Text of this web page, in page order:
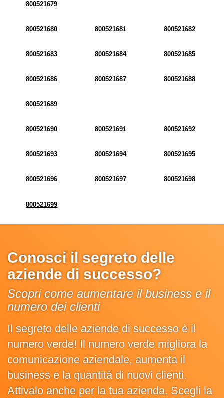
800521679
800521680 800521681 800521682
800521683 800521684 800521685
800521686 800521687 800521688
800521689
800521690 800521691 800521692
800521693 800521694 800521695
800521696 800521697 800521698
800521699
Conosci il segreto delle
aziende di successo?
Scopri come aumentare il business e il
numero dei clienti
Il segreto delle aziende di successo è il
numero verde! Il numero verde migliora la
comunicazione aziendale, aumenta il
business e la quantità di nuovi clienti.
Attivalo anche per la tua azienda. Scegli la